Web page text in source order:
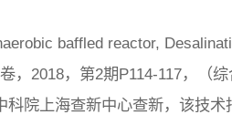
baffled reactor,
，2018，第2期P114-117，（
科院上海查新中心查新，该技